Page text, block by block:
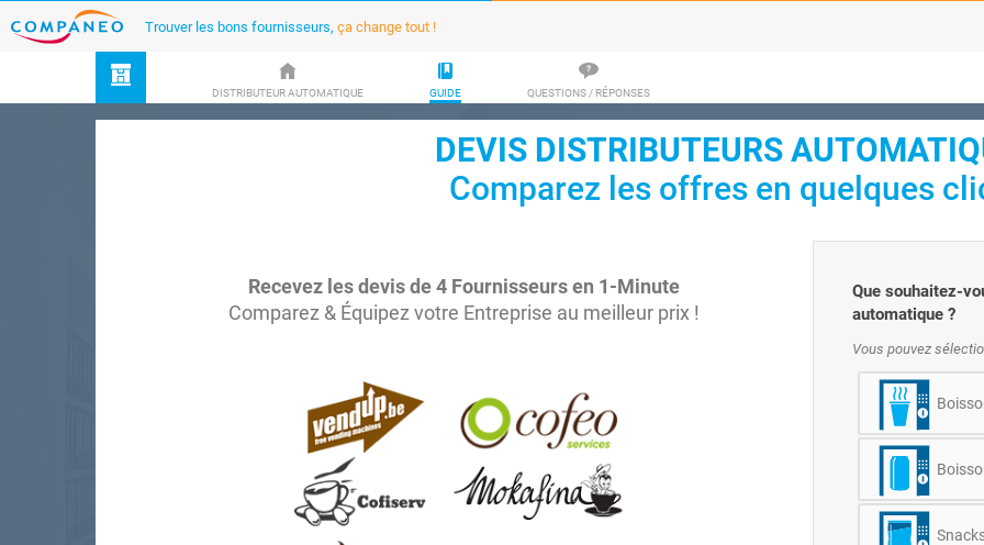
Trouver les bons fournisseurs, ça change tout !
DISTRIBUTEUR AUTOMATIQUE GUIDE QUESTIONS / RÉPONSES
DEVIS DISTRIBUTEURS
Comparez les offres en quelques
Recevez les devis de 4 Fournisseurs en 1-Minute
Comparez & Équipez votre Entreprise au meilleur prix !
Que souhaitez-
automatique ?
Vous pouvez